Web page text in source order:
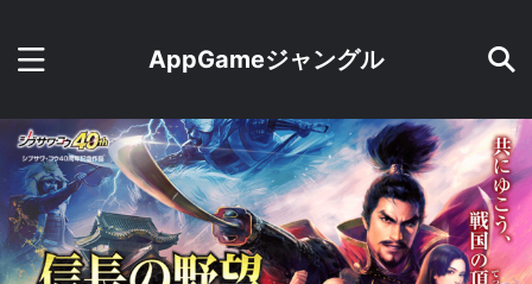
AppGameジャングル